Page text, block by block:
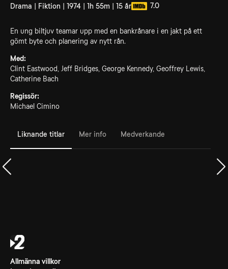
Drama | Fiktion | 1974 | 1h 55m | 15 år 7.0
En ung biltjuv teamar upp med en bankrånare i en jakt på ett
gömt byte och planering av nytt rån.
Med:
Clint Eastwood, Jeff Bridges, George Kennedy, Geoffrey Lewis,
Catherine Bach
Regissör:
Michael Cimino
Liknande titlar Mer info Medverkande
Allmänna villkor